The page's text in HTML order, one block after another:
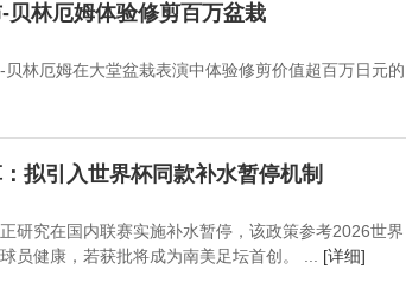
贝林厄姆体验修剪百万盆栽
林厄姆在大堂盆栽表演中体验修剪价值超百万日元的
拟引入世界杯同款补水暂停机制
研究在国内联赛实施补水暂停，该政策参考2026世界
员健康，若获批将成为南美足坛首创。 ... [详细]